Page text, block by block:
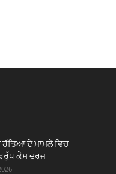
ਹੱਤਿਆ ਦੇ ਮਾਮਲੇ ਵਿਚ
ਕੇਸ ਦਰਜ